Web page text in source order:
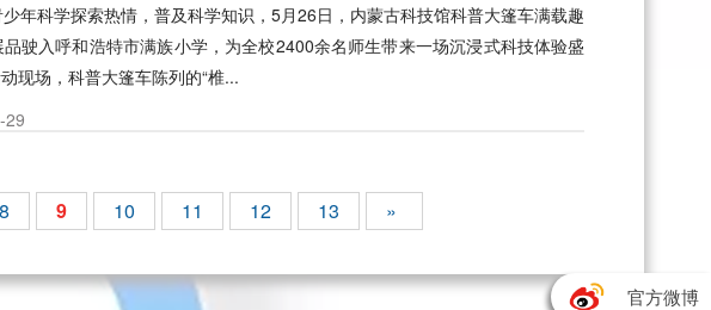
官方微博
年科学探索热情，普及科学知识，5月26日，内蒙古科技馆科普大篷车满载趣
驶入呼和浩特市满族小学，为全校2400余名师生带来一场沉浸式科技体验盛
现场，科普大篷车陈列的“椎...
29
8 9 10 11 12 13 »